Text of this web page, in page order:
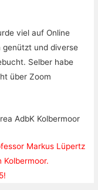
viel auf Online
genützt und diverse
Selber habe
über Zoom
AdbK Kolbermoor
Markus Lüpertz
Kolbermoor.